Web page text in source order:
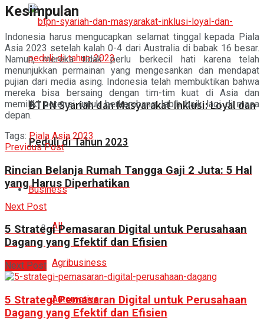
BTPN Syariah dan Masyarakat Inklusi: Loyal dan
Peduli di Tahun 2023
Business
All
Agribusiness
Automotive
Kesimpulan
Indonesia harus mengucapkan selamat tinggal kepada Piala
Asia 2023 setelah kalah 0-4 dari Australia di babak 16 besar.
Namun, mereka tidak perlu berkecil hati karena telah
menunjukkan permainan yang mengesankan dan mendapat
pujian dari media asing. Indonesia telah membuktikan bahwa
mereka bisa bersaing dengan tim-tim kuat di Asia dan
memiliki potensi untuk berkembang lebih baik lagi di masa
depan.
Tags: Piala Asia 2023
Previous Post
Rincian Belanja Rumah Tangga Gaji 2 Juta: 5 Hal
yang Harus Diperhatikan
Next Post
5 Strategi Pemasaran Digital untuk Perusahaan
Dagang yang Efektif dan Efisien
Next Post
5 Strategi Pemasaran Digital untuk Perusahaan
Dagang yang Efektif dan Efisien